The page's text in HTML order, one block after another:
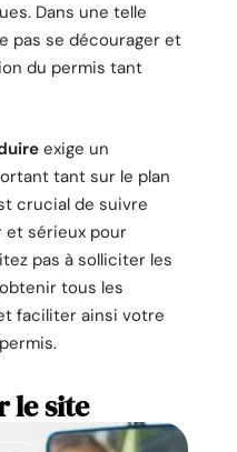
Dans une telle
pas se décourager et
du permis tant
exige un
tant sur le plan
crucial de suivre
et sérieux pour
pas à solliciter les
tous les
faciliter ainsi votre
le site